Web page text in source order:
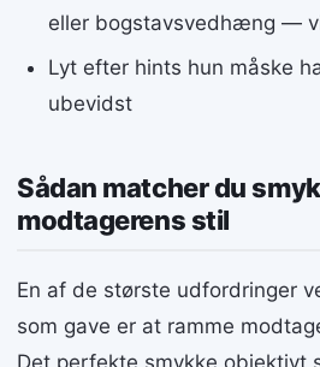
eller bogstavsvedhæng —
Lyt efter hints hun måske
ubevidst
Sådan matcher du
modtagerens stil
En af de største udfordringer
som gave er at ramme